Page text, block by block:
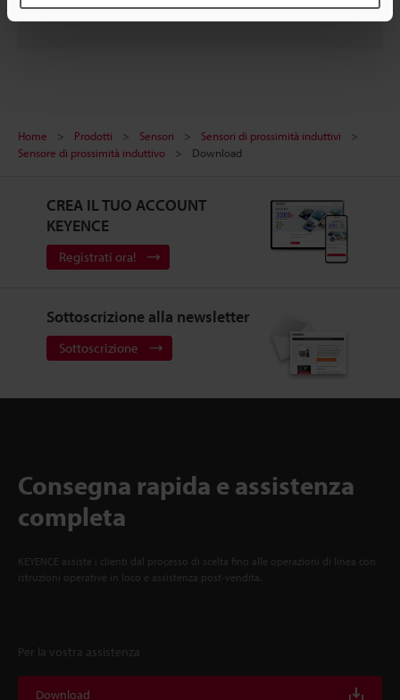
Home Prodotti Sensori
Sensori di prossimità induttivi
Sensore di prossimità induttivo
Download
CREA IL TUO ACCOUNT
KEYENCE
Registrati ora!
Sottoscrizione alla newsletter
Sottoscrizione
Consegna rapida e assistenza
completa
KEYENCE assiste i clienti dal processo di scelta fino alle operazioni di linea con
istruzioni operative in loco e assistenza post-vendita.
Per la vostra assistenza
Download